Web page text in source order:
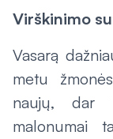
Virškinimo
Vasarą
metu
naujų, dar
malonumai